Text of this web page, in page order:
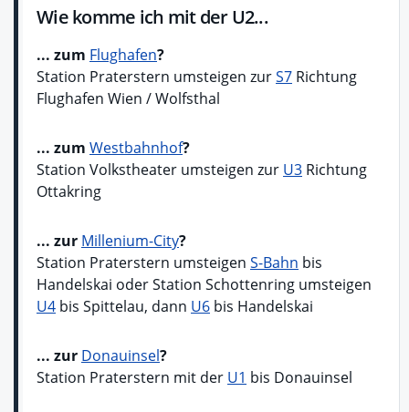
Wie komme ich mit der U2...
... zum Flughafen?
Station Praterstern umsteigen zurS7 Richtung
Flughafen Wien / Wolfsthal
... zum Westbahnhof?
Station Volkstheater umsteigen zur U3 Richtung
Ottakring
... zur Millenium-City?
Station Praterstern umsteigen S-Bahn bis
Handelskai oder Station Schottenring umsteigen
U4 bis Spittelau, dann U6 bis Handelskai
... zur Donauinsel?
Station Praterstern mit der U1 bis Donauinsel